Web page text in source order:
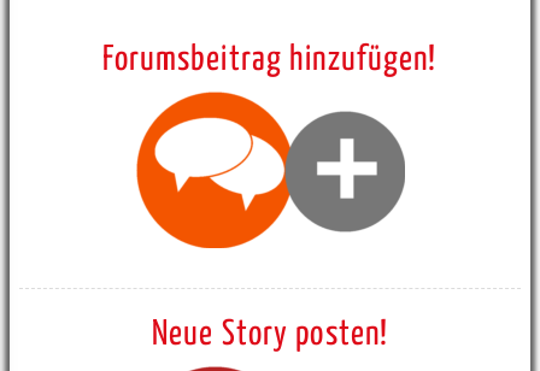
Forumsbeitrag hinzufügen!
Neue Story posten!